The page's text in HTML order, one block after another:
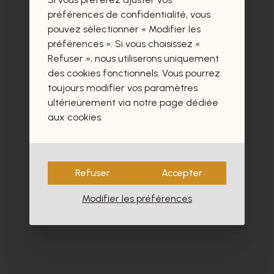
Ces produits vous intéresseront
certainement aussi.
préférences de confidentialité, vous
pouvez sélectionner « Modifier les
préférences ». Si vous choisissez «
Refuser », nous utiliserons uniquement
des cookies fonctionnels. Vous pourrez
toujours modifier vos paramètres
ultérieurement via notre page dédiée
aux cookies.
Refuser Accepter
Modifier les préférences